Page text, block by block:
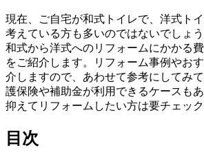
現在、ご自宅が和式トイレで、洋式ト
考えている方も多いのではないでしょ
和式から洋式へのリフォームにかかる
をご紹介します。リフォーム事例やお
介しますので、あわせて参考にしてみ
護保険や補助金が利用できるケースも
抑えてリフォームしたい方は要チェック
目次